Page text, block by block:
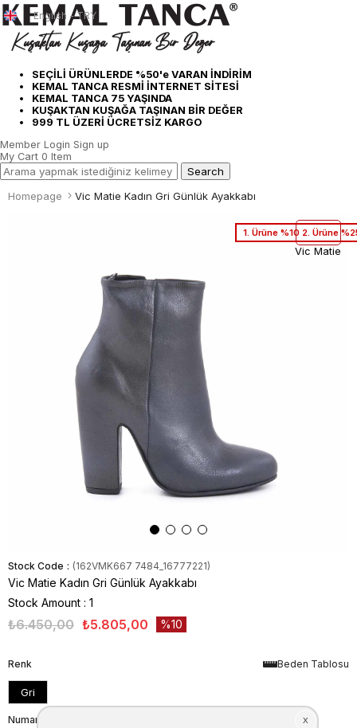
SEÇİLİ ÜRÜNLERDE %50'e VARAN İNDİRİM
KEMAL TANCA RESMİ İNTERNET SİTESİ
KEMAL TANCA 75 YAŞINDA
KUŞAKTAN KUŞAĞA TAŞINAN BİR DEĞER
999 TL ÜZERİ ÜCRETSİZ KARGO
English - TRY
Member Login Sign up
My Cart 0 Item
Homepage Vic Matie Kadın Gri Günlük Ayakkabı
1. Ürüne %10 2. Ürüne
Vic Matie
Stock Code (162VMK667 7484_16777221)
Vic Matie Kadın Gri Günlük Ayakkabı
Stock Amount : 1
₺6.450,00 ₺5.805,00 10
Beden Tablosu
Renk
Gri
Numara